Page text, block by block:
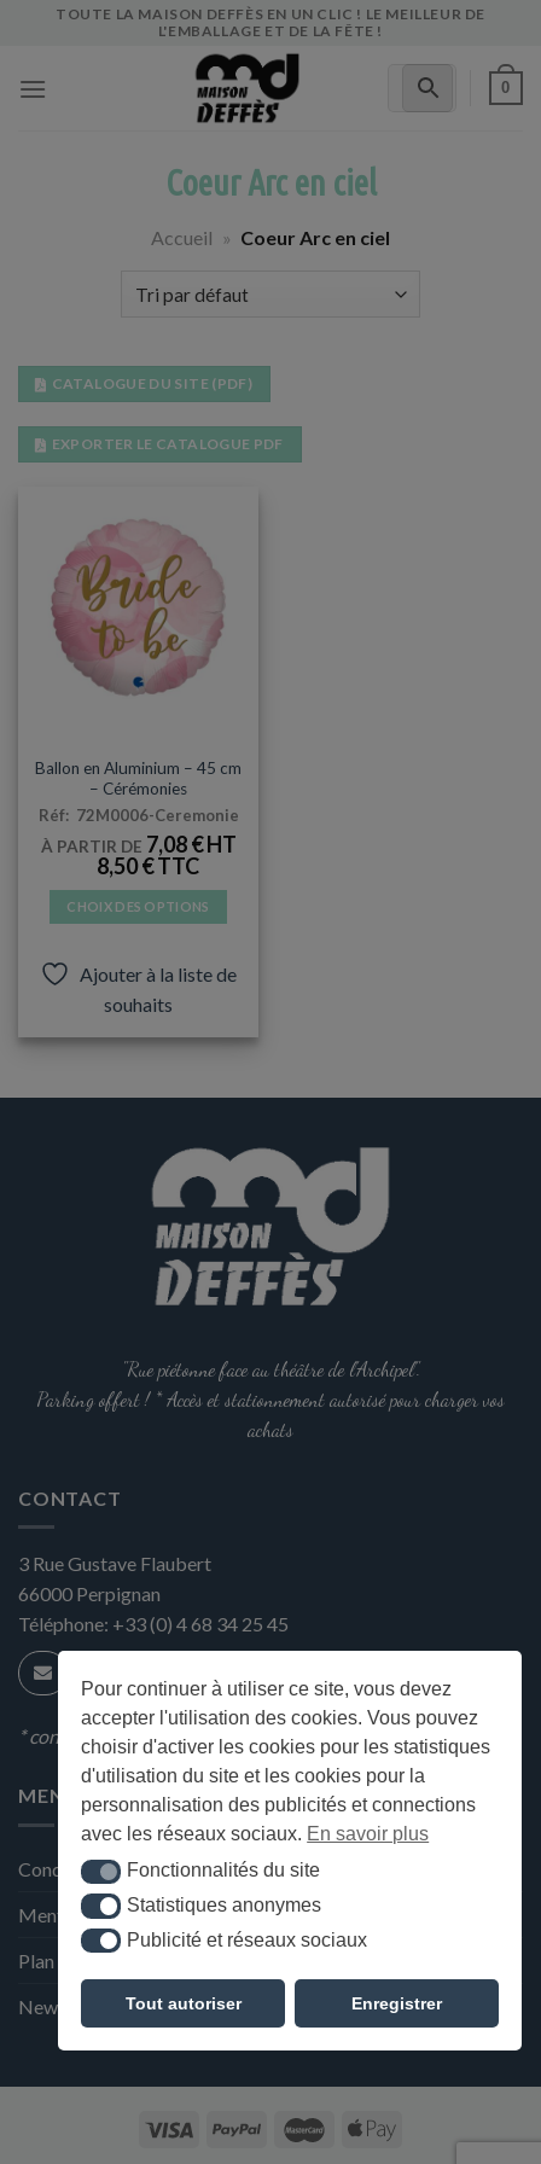
Pour continuer à utiliser ce site, vous devez
accepter l'utilisation des cookies. Vous pouvez
choisir d'activer les cookies pour les statistiques
d'utilisation du site et les cookies pour la
personnalisation des publicités et connections
avec les réseaux sociaux. En savoir plus
Fonctionnalités du site
Fonctionnalités du site
Statistiques anonymes
Statistiques anonymes
Publicité et réseaux sociaux
Publicité et réseaux sociaux
Tout autoriser Enregistrer
TOUTE LA MAISON DEFFÈS EN UN CLIC ! LE MEILLEUR DE
L'EMBALLAGE ET DE LA FÊTE !
0
Coeur Arc en ciel
Accueil » Coeur Arc en ciel
CATALOGUE DU SITE (PDF)
EXPORTER LE CATALOGUE PDF
Ballon en Aluminium – 45 cm
– Cérémonies
Réf: 72M0006-Ceremonie
À PARTIR DE 7,08€
8,50€
CHOIX DES OPTIONS
a
plusieurs
variations.
choisies
sur
page
produit
Ajouter à la liste de
souhaits
"Rue piétonne face au théâtre de l'Archipel".
Parking offert ! * Accès et stationnement autorisé pour charger vos
achats
CONTACT
3 Rue Gustave Flaubert
66000 Perpignan
Téléphone: +33 (0) 4 68 34 25 45
* condition en magasin
MENU
Conditions générales de ventes
Mentions Légales et Politique de confidentialité
Plan du site
Newsletter de la Maison Deffès